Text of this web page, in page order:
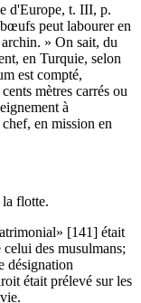
d'Europe, t. III, p.
peut labourer en
» On sait, du
en Turquie, selon
est compté,
mètres carrés ou
à
en mission en
la flotte.
[141] était
celui des musulmans;
désignation
était prélevé sur les